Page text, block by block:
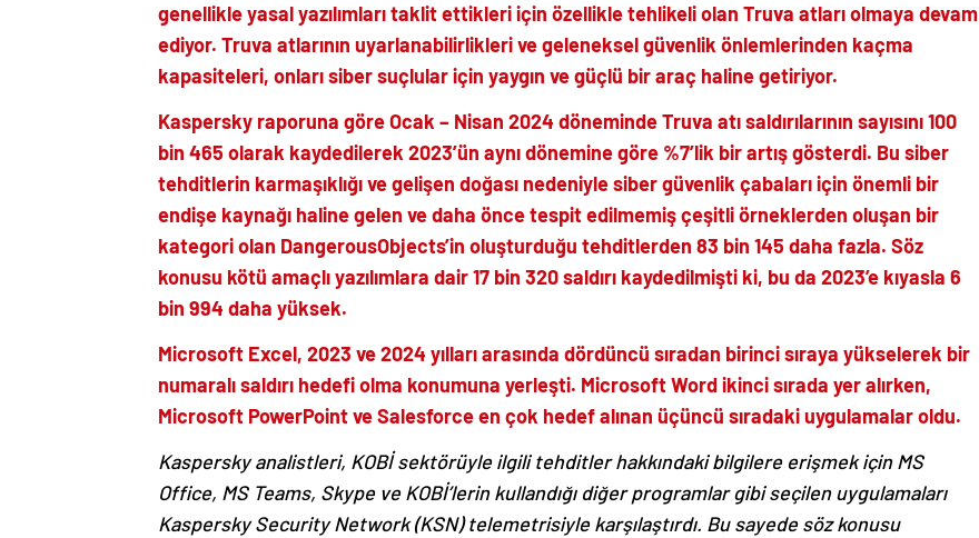
genellikle yasal yazılımları taklit ettikleri için özellikle tehlikeli olan Truva atları olmaya devam
ediyor. Truva atlarının uyarlanabilirlikleri ve geleneksel güvenlik önlemlerinden kaçma
kapasiteleri, onları siber suçlular için yaygın ve güçlü bir araç haline getiriyor.
Kaspersky raporuna göre Ocak – Nisan 2024 döneminde Truva atı saldırılarının sayısını 100
bin 465 olarak kaydedilerek 2023’ün aynı dönemine göre %7’lik bir artış gösterdi. Bu siber
tehditlerin karmaşıklığı ve gelişen doğası nedeniyle siber güvenlik çabaları için önemli bir
endişe kaynağı haline gelen ve daha önce tespit edilmemiş çeşitli örneklerden oluşan bir
kategori olan DangerousObjects’in oluşturduğu tehditlerden 83 bin 145 daha fazla. Söz
konusu kötü amaçlı yazılımlara dair 17 bin 320 saldırı kaydedilmişti ki, bu da 2023’e kıyasla 6
bin 994 daha yüksek.
Microsoft Excel, 2023 ve 2024 yılları arasında dördüncü sıradan birinci sıraya yükselerek bir
numaralı saldırı hedefi olma konumuna yerleşti. Microsoft Word ikinci sırada yer alırken,
Microsoft PowerPoint ve Salesforce en çok hedef alınan üçüncü sıradaki uygulamalar oldu.
Kaspersky analistleri, KOBİ sektörüyle ilgili tehditler hakkındaki bilgilere erişmek için MS
Office, MS Teams, Skype ve KOBİ’lerin kullandığı diğer programlar gibi seçilen uygulamaları
Kaspersky Security Network (KSN) telemetrisiyle karşılaştırdı. Bu sayede söz konusu